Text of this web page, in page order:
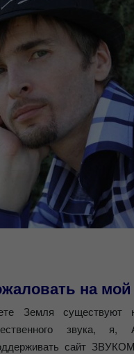
на мой
Земля существуют
звука, я,
сайт